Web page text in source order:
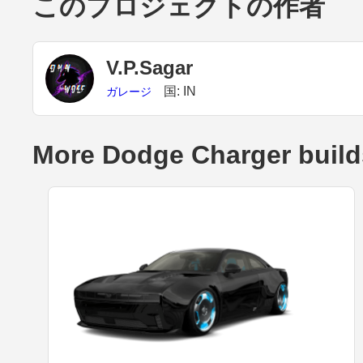
このプロジェクトの作者
V.P.Sagar
ガレージ 国: IN
More Dodge Charger